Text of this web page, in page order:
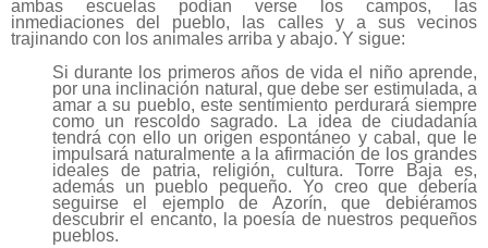
ambas escuelas podían verse los campos, las
inmediaciones del pueblo, las calles y a sus vecinos
trajinando con los animales arriba y abajo. Y sigue:
Si durante los primeros años de vida el niño aprende,
por una inclinación natural, que debe ser estimulada, a
amar a su pueblo, este sentimiento perdurará siempre
como un rescoldo sagrado. La idea de ciudadanía
tendrá con ello un origen espontáneo y cabal, que le
impulsará naturalmente a la afirmación de los grandes
ideales de patria, religión, cultura. Torre Baja es,
además un pueblo pequeño. Yo creo que debería
seguirse el ejemplo de Azorín, que debiéramos
descubrir el encanto, la poesía de nuestros pequeños
pueblos.